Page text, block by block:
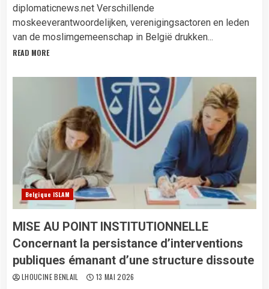
diplomaticnews.net Verschillende
moskeeverantwoordelijken, verenigingsactoren en leden
van de moslimgemeenschap in België drukken...
READ MORE
Belgique ISLAM
MISE AU POINT INSTITUTIONNELLE
Concernant la persistance d’interventions
publiques émanant d’une structure dissoute
LHOUCINE BENLAIL 13 MAI 2026